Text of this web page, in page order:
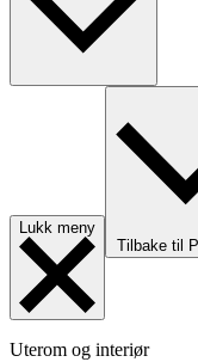
Lukk meny
Tilbake til
Uterom og interiør